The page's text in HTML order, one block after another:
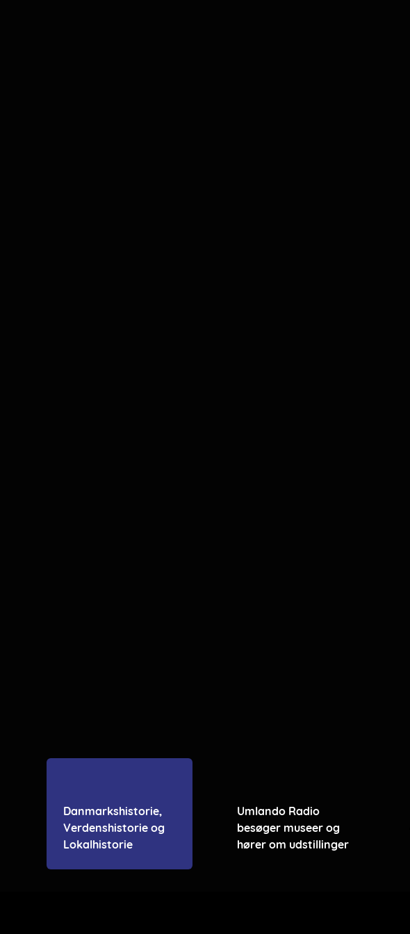
Danmarkshistorie,
Verdenshistorie og
Lokalhistorie
Umlando Radio
besøger museer og
hører om udstillinger